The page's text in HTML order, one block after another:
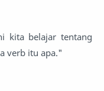
kita belajar tentang
verb itu apa."